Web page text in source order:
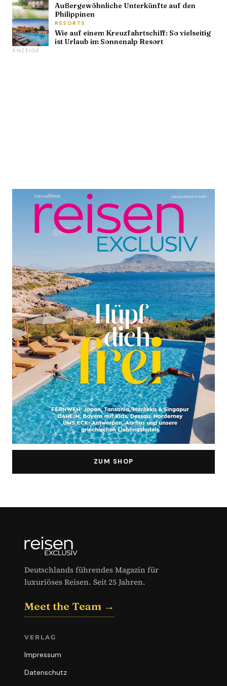
ZUM SHOP
Außergewöhnliche Unterkünfte auf den
Philippinen
RESORTS
Wie auf einem Kreuzfahrtschiff: So vielseitig
ist Urlaub im Sonnenalp Resort
ANZEIGE
Deutschlands führendes Magazin für
luxuriöses Reisen. Seit 25 Jahren.
Meet the Team →
VERLAG
Impressum
Datenschutz